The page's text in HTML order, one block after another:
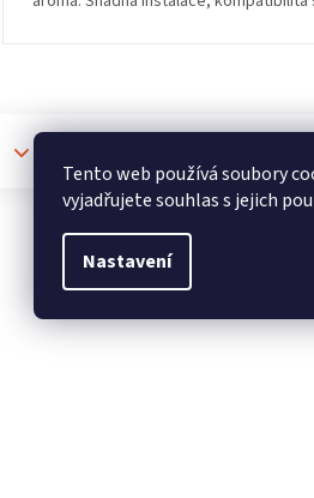
Tento web používá soubory
vyjadřujete souhlas s jejich
Nastavení